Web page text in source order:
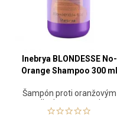
Inebrya BLONDESSE No-
Orange Shampoo 300 ml
Šampón proti oranžovým
odleskom na svetlo
gaštanové, farbené alebo